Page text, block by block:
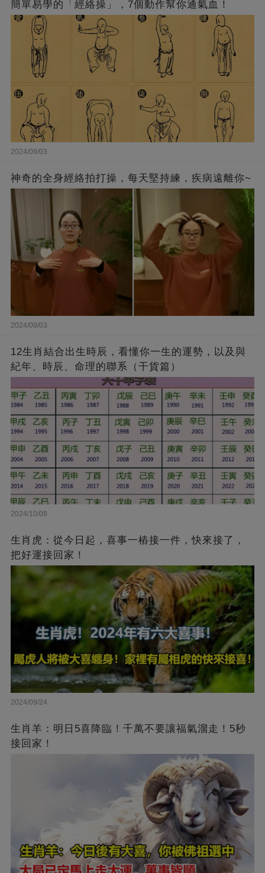
簡單易學的「經絡操」，7個動作幫你通氣血！
2024/09/03
神奇的全身經絡拍打操，每天堅持練，疾病遠離你~
2024/09/03
12生肖結合出生時辰，看懂你一生的運勢，以及與
紀年、時辰、命理的聯系（干貨篇）
2024/10/08
生肖虎：從今日起，喜事一樁接一件，快來接了，
把好運接回家！
2024/09/24
生肖羊：明日5喜降臨！千萬不要讓福氣溜走！5秒
接回家！